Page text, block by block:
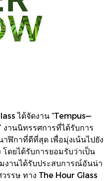
ได้จัดงาน “Tempus—
านนิทรรศการที่ได้รับการ
ฬิกาที่ดีที่สุด เพื่อมุ่งเน้นไปยัง
ดยได้รับการยอมรับว่าเป็น
งานได้รับประสบการณ์อันน่า
รรษ ทาง The Hour Glass